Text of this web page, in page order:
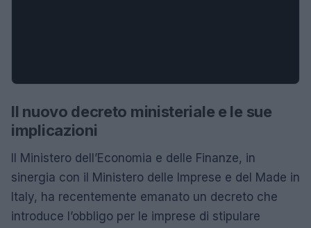
Il nuovo decreto ministeriale e le sue
implicazioni
Il Ministero dell’Economia e delle Finanze, in
sinergia con il Ministero delle Imprese e del Made in
Italy, ha recentemente emanato un decreto che
introduce l’obbligo per le imprese di stipulare